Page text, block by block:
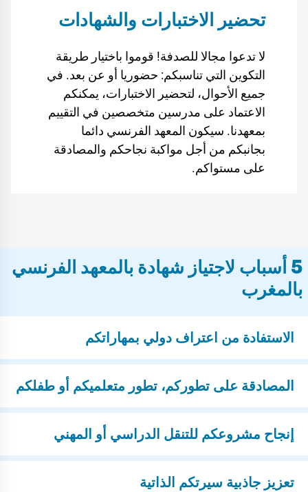
تحضير الاختبارات والشهادات
لا تدعوا مجالا للصدفة! قوموا باختيار طريقة
التكوين التي تناسبكم: حضوريا أو عن بعد. في
جميع الأحوال، لتحضير الاختبارات، يمكنكم
الاعتماد على مدرسين متخصصين في التقييم
بمعهدنا. سيكون المعهد الفرنسي دائما
بجانبكم من أجل مواكبة نجاحكم والمصادقة
على مستواكم.
5 أسباب لاجتياز شهادة بالمعهد الفرنسي
بالمغرب
الاستفادة من اعتراف دولي بمهاراتكم
المصادقة على تطوركم، تطور متعلميكم أو طفلكم
إنجاح مشروعكم للتنقل الدراسي أو المهني
تعزيز جاذبية سيرتكم الذاتية